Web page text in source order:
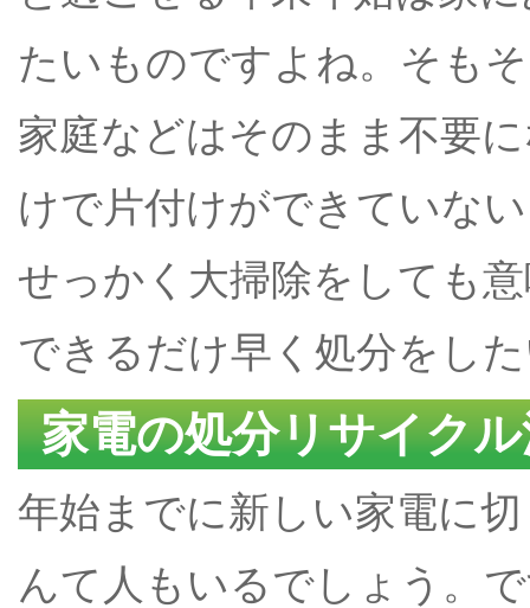
たいものですよね。そも
家庭などはそのまま不要
けで片付けができていな
せっかく大掃除をしても
できるだけ早く処分をし
家電の処分リサイク
年始までに新しい家電に
んて人もいるでしょう。